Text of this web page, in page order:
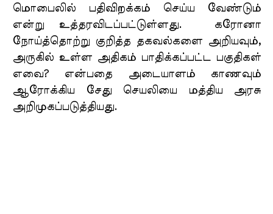
மொபைலில் பதிவிறக்கம் செய்ய வேண்டும்
என்று உத்தரவிடப்பட்டுள்ளது. கரோனா
நோய்த்தொற்று குறித்த தகவல்களை அறியவும்,
அருகில் உள்ள அதிகம் பாதிக்கப்பட்ட பகுதிகள்
எவை? என்பதை அடையாளம் காணவும்
ஆரோக்கிய சேது செயலியை மத்திய அரசு
அறிமுகப்படுத்தியது.